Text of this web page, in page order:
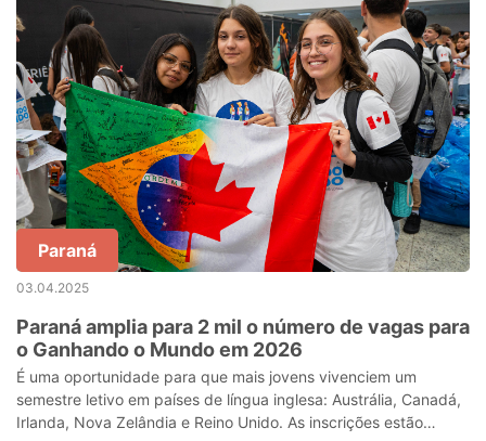
Paraná
03.04.2025
Paraná amplia para 2 mil o número de vagas para
o Ganhando o Mundo em 2026
É uma oportunidade para que mais jovens vivenciem um
semestre letivo em países de língua inglesa: Austrália, Canadá,
Irlanda, Nova Zelândia e Reino Unido. As inscrições estão